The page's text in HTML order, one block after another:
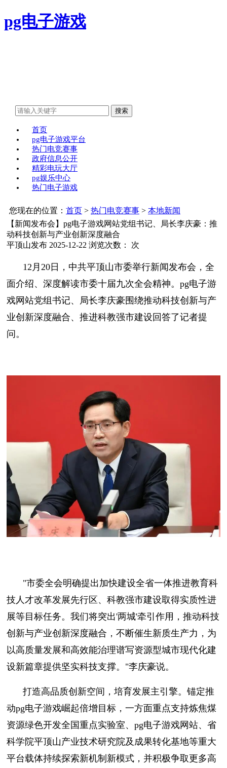
pg电子游戏
首页
pg电子游戏平台
热门电竞赛事
政府信息公开
精彩电玩大厅
pg娱乐中心
热门电子游戏
您现在的位置： 首页 > 热门电竞赛事 > 本地新闻
【新闻发布会】pg电子游戏网站党组书记、局长李庆豪：推
动科技创新与产业创新深度融合
平顶山发布 2025-12-22 浏览次数： 次
12月20日，中共平顶山市委举行新闻发布会，全
面介绍、深度解读市委十届九次全会精神。pg电子游
戏网站党组书记、局长李庆豪围绕推动科技创新与产
业创新深度融合、推进科教强市建设回答了记者提
问。
"市委全会明确提出加快建设全省一体推进教育科
技人才改革发展先行区、科教强市建设取得实质性进
展等目标任务。我们将突出'两城'牵引作用，推动科技
创新与产业创新深度融合，不断催生新质生产力，为
以高质量发展和高效能治理谱写资源型城市现代化建
设新篇章提供坚实科技支撑。"李庆豪说。
打造高品质创新空间，培育发展主引擎。锚定推
动pg电子游戏崛起倍增目标，一方面重点支持炼焦煤
资源绿色开发全国重点实验室、pg电子游戏网站、省
科学院平顶山产业技术研究院及成果转化基地等重大
平台载体持续探索新机制新模式，并积极争取更多高